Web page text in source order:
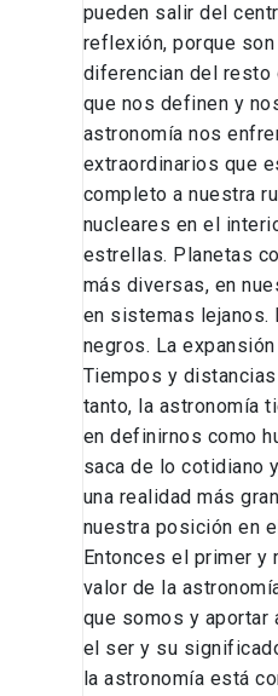
pueden salir del
reflexión, porque
diferencian del
que nos definen y
astronomía nos
extraordinarios que
completo a nuestra
nucleares en el
estrellas. Planetas
más diversas, en
en sistemas lejanos.
negros. La
Tiempos y
tanto, la astronomía
en definirnos como
saca de lo cotidiano
una realidad más
nuestra posición en
Entonces el primer y
valor de la
que somos y aportar
el ser y su
la astronomía está